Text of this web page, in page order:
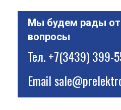
Мы будем рады
вопросы
Тел.+7(3439) 399-
Email